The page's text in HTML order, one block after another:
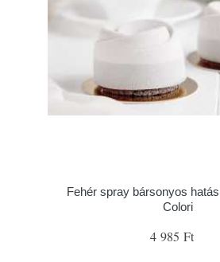
Fehér spray bársonyos
Colori
4 985 Ft